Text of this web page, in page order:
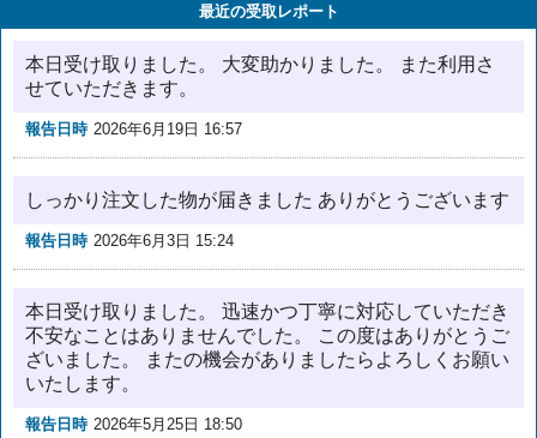
最近の受取レポート
本日受け取りました。 大変助かりました。 また利用さ
せていただきます。
報告日時 2026年6月19日 16:57
しっかり注文した物が届きました ありがとうございます
報告日時 2026年6月3日 15:24
本日受け取りました。 迅速かつ丁寧に対応していただき
不安なことはありませんでした。 この度はありがとうご
ざいました。 またの機会がありましたらよろしくお願い
いたします。
報告日時 2026年5月25日 18:50